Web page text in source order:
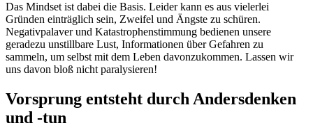
Das Mindset ist dabei die Basis. Leider kann es aus vielerlei
Gründen einträglich sein, Zweifel und Ängste zu schüren.
Negativpalaver und Katastrophenstimmung bedienen unsere
geradezu unstillbare Lust, Informationen über Gefahren zu
sammeln, um selbst mit dem Leben davonzukommen. Lassen wir
uns davon bloß nicht paralysieren!
Vorsprung entsteht durch Andersdenken
und -tun